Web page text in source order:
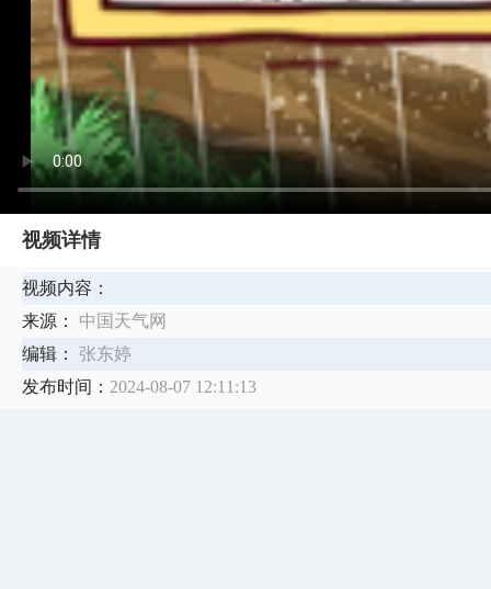
视频详情
视频内容：
来源：
中国天气网
编辑：
张东婷
发布时间： 2024-08-07 12:11:13